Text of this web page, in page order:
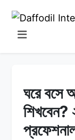
ঘরে
শিখবেন?